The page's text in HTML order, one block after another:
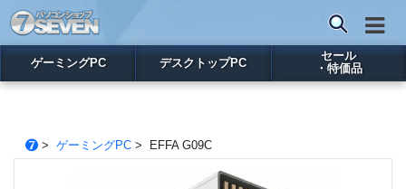
ゲーミングPC デスクトップPC
セール
・特価品
> ゲーミングPC> EFFA G09C